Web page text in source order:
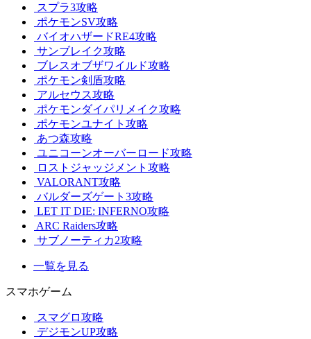
スプラ3攻略
ポケモンSV攻略
バイオハザードRE4攻略
サンブレイク攻略
ブレスオブザワイルド攻略
ポケモン剣盾攻略
アルセウス攻略
ポケモンダイパリメイク攻略
ポケモンユナイト攻略
あつ森攻略
ユニコーンオーバーロード攻略
ロストジャッジメント攻略
VALORANT攻略
バルダーズゲート3攻略
LET IT DIE: INFERNO攻略
ARC Raiders攻略
サブノーティカ2攻略
一覧を見る
スマホゲーム
スマグロ攻略
デジモンUP攻略